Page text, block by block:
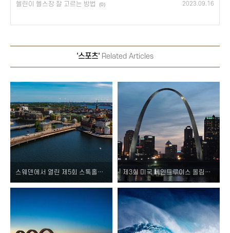
헬린이 헬스장 잘 고르는 방법 (0) 2023.09.16
'스포츠' Related Articles
스웨덴에서 열린 제5회 스톡홀름 올림픽: 역사적인 사건 제3회 미국 세인트루이스 올림픽 엿보기